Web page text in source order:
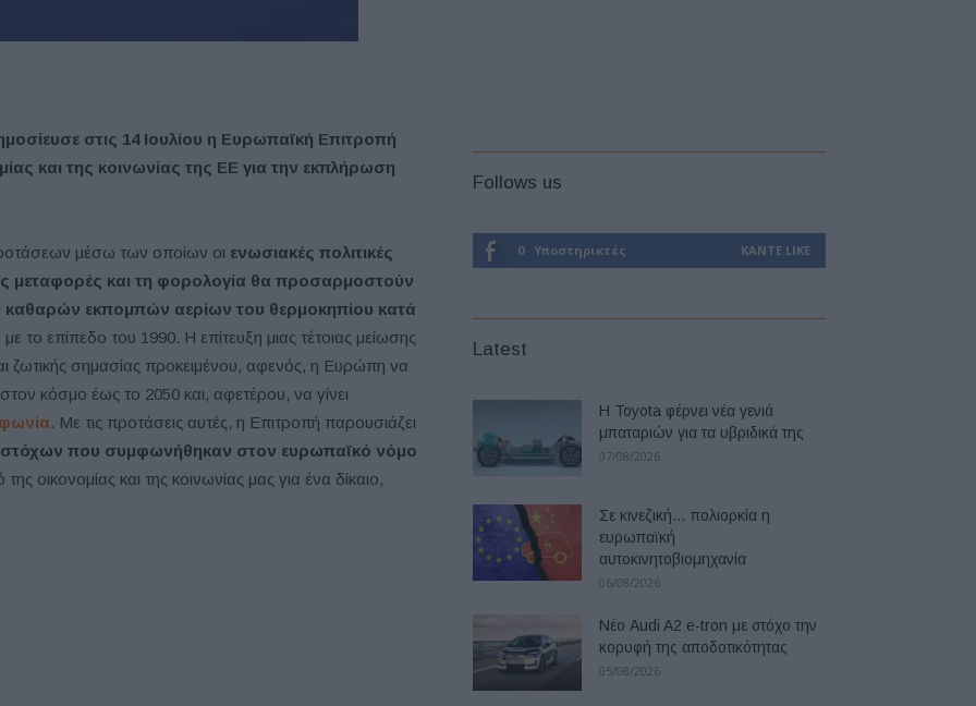
στις 14 Ιουλίου η Ευρωπαϊκή Επιτροπή
και της κοινωνίας της ΕΕ για την εκπλήρωση
μέσω των οποίων οι ενωσιακές πολιτικές
μεταφορές και τη φορολογία θα προσαρμοστούν
καθαρών εκπομπών αερίων του θερμοκηπίου κατά
το επίπεδο του 1990. Η επίτευξη μιας τέτοιας μείωσης
ζωτικής σημασίας προκειμένου, αφενός, η Ευρώπη να
κόσμο έως το 2050 και, αφετέρου, να γίνει
. Με τις προτάσεις αυτές, η Επιτροπή παρουσιάζει
στόχων που συμφωνήθηκαν στον ευρωπαϊκό νόμο
της οικονομίας και της κοινωνίας μας για ένα δίκαιο,
Follows us
0 Υποστηρικτές ΚΆΝΤΕ LIKE
Latest
Η Toyota φέρνει νέα γενιά
μπαταριών για τα υβριδικά της
07/08/2026
Σε κινεζική… πολιορκία η
ευρωπαϊκή
αυτοκινητοβιομηχανία
06/08/2026
Νέο Audi A2 e-tron με στόχο την
κορυφή της αποδοτικότητας
05/08/2026